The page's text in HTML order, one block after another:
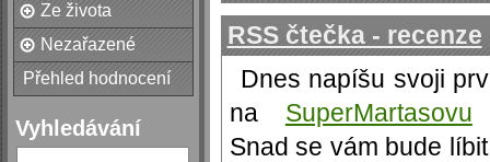
Ze života
Nezařazené
Přehled hodnocení
Vyhledávání
RSS čtečka - recenze
Dnes napíšu svoji
na SuperMartasovu
Snad se vám bude